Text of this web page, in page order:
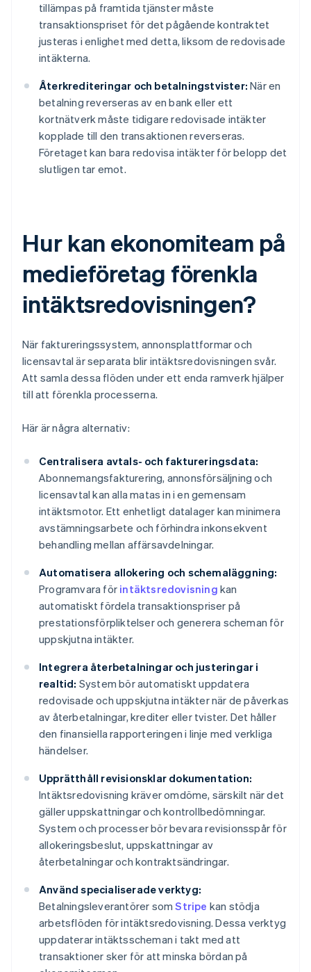
tillämpas på framtida tjänster måste
transaktionspriset för det pågående kontraktet
justeras i enlighet med detta, liksom de redovisade
intäkterna.
Återkrediteringar och betalningstvister: När en
betalning reverseras av en bank eller ett
kortnätverk måste tidigare redovisade intäkter
kopplade till den transaktionen reverseras.
Företaget kan bara redovisa intäkter för belopp det
slutligen tar emot.
Hur kan ekonomiteam på
medieföretag förenkla
intäktsredovisningen?
När faktureringssystem, annonsplattformar och
licensavtal är separata blir intäktsredovisningen svår.
Att samla dessa flöden under ett enda ramverk hjälper
till att förenkla processerna.
Här är några alternativ:
Centralisera avtals- och faktureringsdata:
Abonnemangsfakturering, annonsförsäljning och
licensavtal kan alla matas in i en gemensam
intäktsmotor. Ett enhetligt datalager kan minimera
avstämningsarbete och förhindra inkonsekvent
behandling mellan affärsavdelningar.
Automatisera allokering och schemaläggning:
Programvara för intäktsredovisning kan
automatiskt fördela transaktionspriser på
prestationsförpliktelser och generera scheman för
uppskjutna intäkter.
Integrera återbetalningar och justeringar i
realtid: System bör automatiskt uppdatera
redovisade och uppskjutna intäkter när de påverkas
av återbetalningar, krediter eller tvister. Det håller
den finansiella rapporteringen i linje med verkliga
händelser.
Upprätthåll revisionsklar dokumentation:
Intäktsredovisning kräver omdöme, särskilt när det
gäller uppskattningar och kontrollbedömningar.
System och processer bör bevara revisionsspår för
allokeringsbeslut, uppskattningar av
återbetalningar och kontraktsändringar.
Använd specialiserade verktyg:
Betalningsleverantörer somStripe kan stödja
arbetsflöden för intäktsredovisning. Dessa verktyg
uppdaterar intäktsscheman i takt med att
transaktioner sker för att minska bördan på